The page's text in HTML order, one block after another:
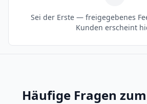
Sei der Erste — freigegebenes
Kunden erscheint
Häufige Fragen